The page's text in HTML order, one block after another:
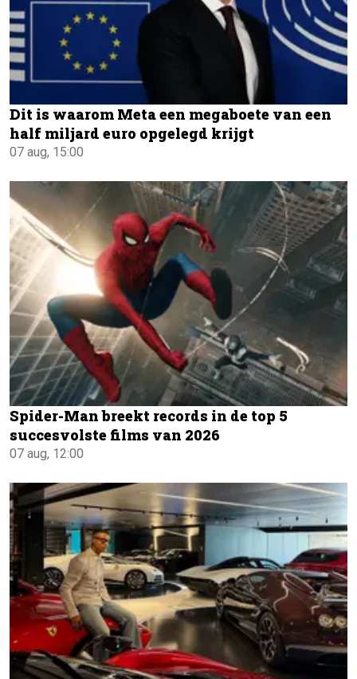
Dit is waarom Meta een megaboete van een
half miljard euro opgelegd krijgt
07 aug, 15:00
Spider-Man breekt records in de top 5
succesvolste films van 2026
07 aug, 12:00